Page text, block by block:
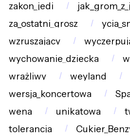
zakon_jedi
za_ostatni_grosz
wzruszający
wychowanie_dziecka
wrażliwy
weyland
wersja_koncertowa
wena
unikatowa
tolerancja